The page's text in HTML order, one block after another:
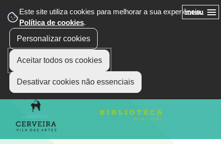
Este site utiliza cookies para melhorar a sua experiência.
Política de cookies.
Personalizar cookies
Aceitar todos os cookies
Desativar cookies não essenciais
menu
Select Language ▼